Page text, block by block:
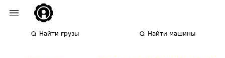
Найти грузы Найти машины